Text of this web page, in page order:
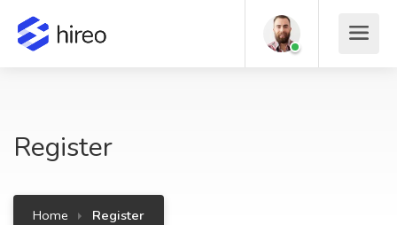
Register
Home Register